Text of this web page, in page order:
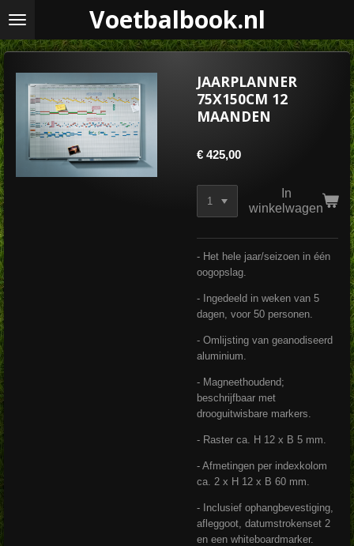
Ga
naar
Voetbalbook.nl
JAARPLANNER
75X150CM 12
MAANDEN
€ 425,00
In
winkelwagen
- Het hele jaar/seizoen in één
oogopslag.
- Ingedeeld in weken van 5
dagen, voor 50 personen.
- Omlijsting van geanodiseerd
aluminium.
- Magneethoudend;
beschrijfbaar met
drooguitwisbare markers.
- Raster ca. H 12 x B 5 mm.
- Afmetingen per indexkolom
ca. 2 x H 12 x B 60 mm.
- Inclusief ophangbevestiging,
afleggoot, datumstrokenset 2
en een whiteboardmarker.